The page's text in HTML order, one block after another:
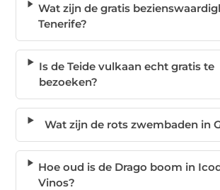
Wat zijn de gratis
Tenerife?
Is de Teide vulkaan echt gratis te
bezoeken?
Wat zijn de rots zwembaden in
Hoe oud is de Drago boom in
Vinos?